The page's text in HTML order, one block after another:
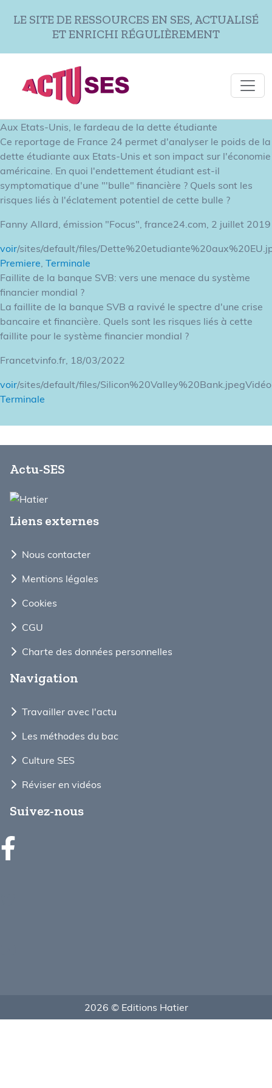
LE SITE DE RESSOURCES EN SES, ACTUALISÉ
ET ENRICHI RÉGULIÈREMENT
Aux Etats-Unis, le fardeau de la dette étudiante
Ce reportage de France 24 permet d'analyser le poids de la
dette étudiante aux Etats-Unis et son impact sur l'économie
américaine. En quoi l'endettement étudiant est-il
symptomatique d'une "'bulle" financière ? Quels sont les
risques liés à l'éclatement potentiel de cette bulle ?
Fanny Allard, émission "Focus", france24.com, 2 juillet 2019
voir/sites/default/files/
Premiere, Terminale
Faillite de la banque SVB: vers une menace du système
financier mondial ?
La faillite de la banque SVB a ravivé le spectre d'une crise
bancaire et financière. Quels sont les risques liés à cette
faillite pour le système financier mondial ?
Francetvinfo.fr, 18/03/2022
voir/sites/default/files/Silicon%20Valley%20Bank.jpegVidéo
Terminale
Actu-SES
Liens externes
Nous contacter
Mentions légales
Cookies
CGU
Charte des données personnelles
Navigation
Travailler avec l'actu
Les méthodes du bac
Culture SES
Réviser en vidéos
Suivez-nous
2026 © Editions Hatier